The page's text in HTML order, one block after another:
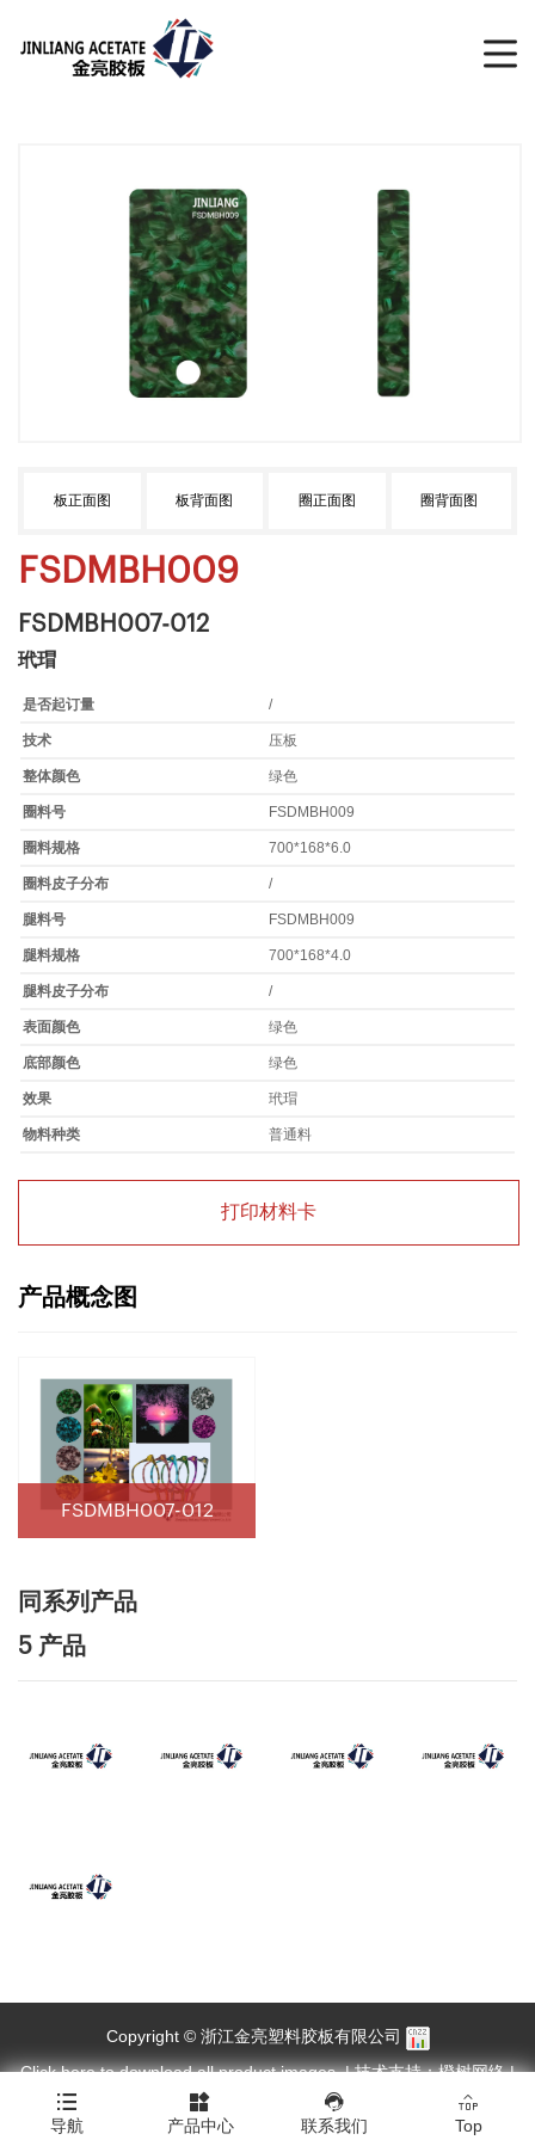
板正面图 板背面图 圈正面图 圈背面图
FSDMBH009
FSDMBH007-012
玳瑁
是否起订量 /
技术 压板
整体颜色 绿色
圈料号 FSDMBH009
圈料规格 700*168*6.0
圈料皮子分布 /
腿料号 FSDMBH009
腿料规格 700*168*4.0
腿料皮子分布 /
表面颜色 绿色
底部颜色 绿色
效果 玳瑁
物料种类 普通料
打印材料卡
产品概念图
FSDMBH007-012
同系列产品
5 产品
Copyright © 浙江金亮塑料胶板有限公司
Click here to download all product images.|技术支持：橙树网络|
网站地图

导航

产品中心

联系我们

Top